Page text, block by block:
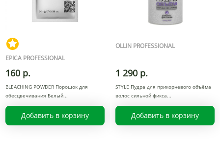
EPICA PROFESSIONAL
160 р.
BLEACHING POWDER Порошок для
обесцвечивания Белый
Добавить в корзину
OLLIN PROFESSIONAL
1 290 р.
STYLE Пудра для прикорневого объёма
волос сильной фикса
Добавить в корзину